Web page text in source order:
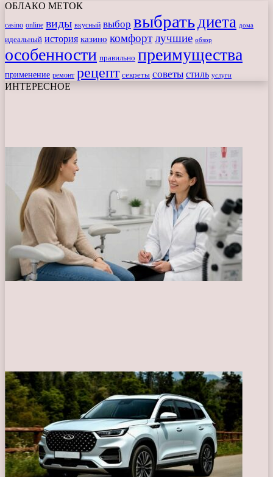
ОБЛАКО МЕТОК
casino online виды вкусный выбор выбратьдиета дома
идеальный история казино комфортлучшие обзор
особенности правильно преимущества
применение ремонт рецепт секреты советы стиль услуги
ИНТЕРЕСНОЕ